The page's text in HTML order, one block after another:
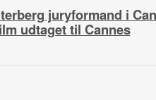
juryformand i
udtaget til Cannes